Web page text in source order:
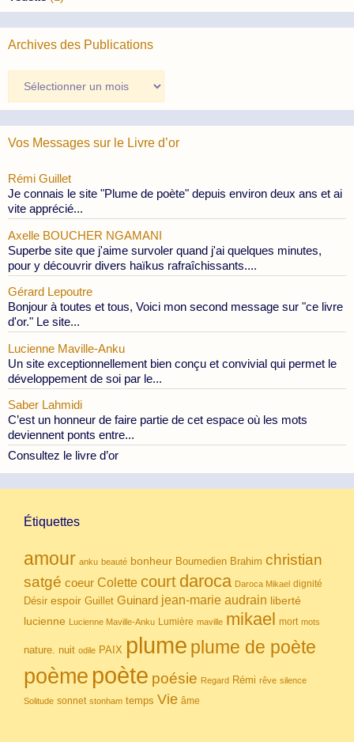
Archives des Publications
des
Publications
Vos Messages sur le Livre d’or
Rémi Guillet
Je connais le site "Plume de poète" depuis environ deux ans et ai
vite apprécié...
Axelle BOUCHER NGAMANI
Superbe site que j'aime survoler quand j'ai quelques minutes,
pour y découvrir divers haïkus rafraîchissants....
Gérard Lepoutre
Bonjour à toutes et tous, Voici mon second message sur "ce livre
d'or." Le site...
Lucienne Maville-Anku
Un site exceptionnellement bien conçu et convivial qui permet le
développement de soi par le...
Saber Lahmidi
C’est un honneur de faire partie de cet espace où les mots
deviennent ponts entre...
Consultez le livre d’or
Étiquettes
amour anku beauté bonheur Boumedien Brahim christian
satgé coeur Colette court daroca Daroca Mikael dignité
Désir espoir Guillet Guinard jean-marie audrain liberté
lucienne Lucienne Maville-Anku Lumière maville mikael mort mots
nature. nuit odile PAIX plume plume de poète
poème poète poésie Regard Rémi rêve silence
Solitude sonnet stonham temps Vie âme